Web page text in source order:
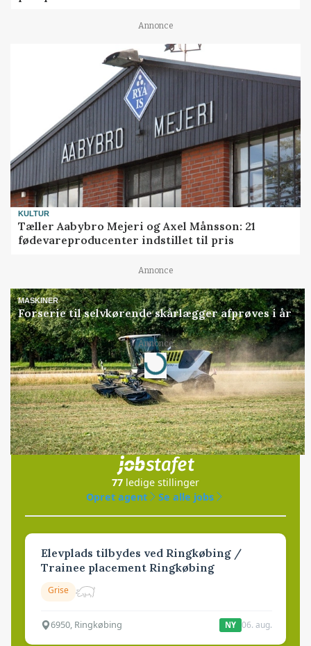
Annonce
KULTUR
Tæller Aabybro Mejeri og Axel Månsson: 21
fødevareproducenter indstillet til pris
Annonce
MASKINER
Forserie til selvkørende skårlægger afprøves i år
Annonce
Loading...
Jobs
i samarbejde med
77 ledige stillinger
Opret agent
Se alle jobs
Elevplads tilbydes ved Ringkøbing /
Trainee placement Ringkøbing
Grise
6950, Ringkøbing NY 06. aug.